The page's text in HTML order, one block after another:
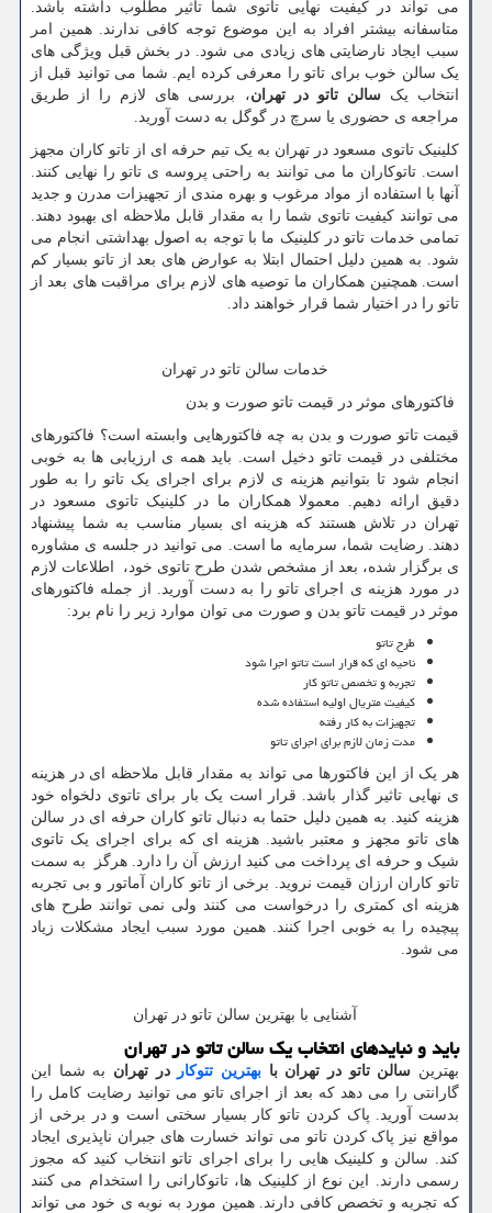
می تواند در کیفیت نهایی تاتوی شما تاثیر مطلوب داشته باشد.
متاسفانه بیشتر افراد به این موضوع توجه کافی ندارند. همین امر
سبب ایجاد نارضایتی های زیادی می شود. در بخش قبل ویژگی های
یک سالن خوب برای تاتو را معرفی کرده ایم. شما می توانید قبل از
انتخاب یکسالن تاتو در تهران، بررسی های لازم را از طریق
مراجعه ی حضوری یا سرچ در گوگل به دست آورید.
کلینیک تاتوی مسعود در تهران به یک تیم حرفه ای از تاتو کاران مجهز
است. تاتوکاران ما می توانند به راحتی پروسه ی تاتو را نهایی کنند.
آنها با استفاده از مواد مرغوب و بهره مندی از تجهیزات مدرن و جدید
می توانند کیفیت تاتوی شما را به مقدار قابل ملاحظه ای بهبود دهند.
تمامی خدمات تاتو در کلینیک ما با توجه به اصول بهداشتی انجام می
شود. به همین دلیل احتمال ابتلا به عوارض های بعد از تاتو بسیار کم
است. همچنین همکاران ما توصیه های لازم برای مراقبت های بعد از
تاتو را در اختیار شما قرار خواهند داد.
خدمات سالن تاتو در تهران
فاکتورهای موثر در قیمت تاتو صورت و بدن
قیمت تاتو صورت و بدن به چه فاکتورهایی وابسته است؟ فاکتورهای
مختلفی در قیمت تاتو دخیل است. باید همه ی ارزیابی ها به خوبی
انجام شود تا بتوانیم هزینه ی لازم برای اجرای یک تاتو را به طور
دقیق ارائه دهیم. معمولا همکاران ما در کلینیک تاتوی مسعود در
تهران در تلاش هستند که هزینه ای بسیار مناسب به شما پیشنهاد
دهند. رضایت شما، سرمایه ما است. می توانید در جلسه ی مشاوره
ی برگزار شده، بعد از مشخص شدن طرح تاتوی خود، اطلاعات لازم
در مورد هزینه ی اجرای تاتو را به دست آورید. از جمله فاکتورهای
موثر در قیمت تاتو بدن و صورت می توان موارد زیر را نام برد:
طرح تاتو
ناحیه ای که قرار است تاتو اجرا شود
تجربه و تخصص تاتو کار
کیفیت متریال اولیه استفاده شده
تجهیزات به کار رفته
مدت زمان لازم برای اجرای تاتو
هر یک از این فاکتورها می تواند به مقدار قابل ملاحظه ای در هزینه
ی نهایی تاثیر گذار باشد. قرار است یک بار برای تاتوی دلخواه خود
هزینه کنید. به همین دلیل حتما به دنبال تاتو کاران حرفه ای در سالن
های تاتو مجهز و معتبر باشید. هزینه ای که برای اجرای یک تاتوی
شیک و حرفه ای پرداخت می کنید ارزش آن را دارد. هرگز به سمت
تاتو کاران ارزان قیمت نروید. برخی از تاتو کاران آماتور و بی تجربه
هزینه ای کمتری را درخواست می کنند ولی نمی توانند طرح های
پیچیده را به خوبی اجرا کنند. همین مورد سبب ایجاد مشکلات زیاد
می شود.
آشنایی با بهترین سالن تاتو در تهران
باید و نبایدهای انتخاب یک سالن تاتو در تهران
بهترین سالن تاتو در تهران با بهترین تتوکار در تهران به شما این
گارانتی را می دهد که بعد از اجرای تاتو می توانید رضایت کامل را
بدست آورید. پاک کردن تاتو کار بسیار سختی است و در برخی از
مواقع نیز پاک کردن تاتو می تواند خسارت های جبران ناپذیری ایجاد
کند. سالن و کلینیک هایی را برای اجرای تاتو انتخاب کنید که مجوز
رسمی دارند. این نوع از کلینیک ها، تاتوکارانی را استخدام می کنند
که تجربه و تخصص کافی دارند. همین مورد به نوبه ی خود می تواند